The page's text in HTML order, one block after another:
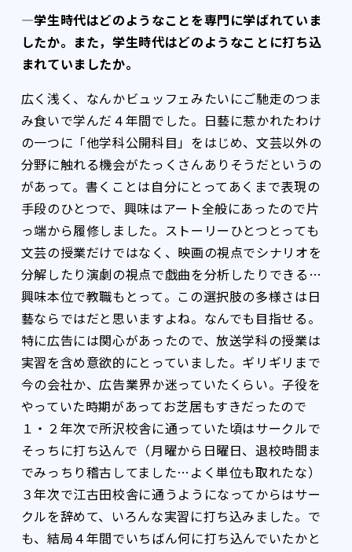
―学生時代はどのようなことを専門に学ばれていま
したか。また，学生時代はどのようなことに打ち込
まれていましたか。
広く浅く、なんかビュッフェみたいにご馳走のつま
み食いで学んだ４年間でした。日藝に惹かれたわけ
の一つに「他学科公開科目」をはじめ、文芸以外の
分野に触れる機会がたっくさんありそうだというの
があって。書くことは自分にとってあくまで表現の
手段のひとつで、興味はアート全般にあったので片
っ端から履修しました。ストーリーひとつとっても
文芸の授業だけではなく、映画の視点でシナリオを
分解したり演劇の視点で戯曲を分析したりできる…
興味本位で教職もとって。この選択肢の多様さは日
藝ならではだと思いますよね。なんでも目指せる。
特に広告には関心があったので、放送学科の授業は
実習を含め意欲的にとっていました。ギリギリまで
今の会社か、広告業界か迷っていたくらい。子役を
やっていた時期があってお芝居もすきだったので
１・２年次で所沢校舎に通っていた頃はサークルで
そっちに打ち込んで（月曜から日曜日、退校時間ま
でみっちり稽古してました…よく単位も取れたな）
３年次で江古田校舎に通うようになってからはサー
クルを辞めて、いろんな実習に打ち込みました。で
も、結局４年間でいちばん何に打ち込んでいたかと